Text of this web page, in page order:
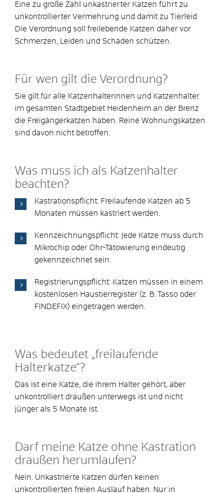
Eine zu große Zahl unkastrierter Katzen führt zu
unkontrollierter Vermehrung und damit zu Tierleid.
Die Verordnung soll freilebende Katzen daher vor
Schmerzen, Leiden und Schäden schützen.
Für wen gilt die Verordnung?
Sie gilt für alle Katzenhalterinnen und Katzenhalter
im gesamten Stadtgebiet Heidenheim an der Brenz
die Freigängerkatzen haben. Reine Wohnungskatzen
sind davon nicht betroffen.
Was muss ich als Katzenhalter
beachten?
Kastrationspflicht: Freilaufende Katzen ab 5
Monaten müssen kastriert werden.
Kennzeichnungspflicht: Jede Katze muss durch
Mikrochip oder Ohr-Tätowierung eindeutig
gekennzeichnet sein.
Registrierungspflicht: Katzen müssen in einem
kostenlosen Haustierregister (z. B. Tasso oder
FINDEFIX) eingetragen werden.
Was bedeutet „freilaufende
Halterkatze“?
Das ist eine Katze, die ihrem Halter gehört, aber
unkontrolliert draußen unterwegs ist und nicht
jünger als 5 Monate ist.
Darf meine Katze ohne Kastration
draußen herumlaufen?
Nein. Unkastrierte Katzen dürfen keinen
unkontrollierten freien Auslauf haben. Nur in